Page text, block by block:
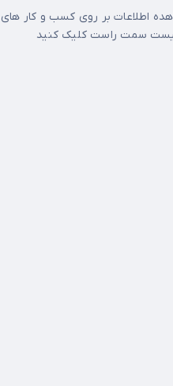
اطلاعات بر روی کسب و کار های
سمت راست کلیک کنید